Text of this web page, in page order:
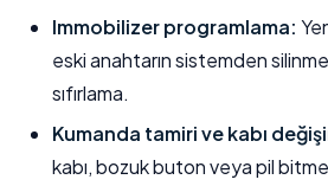
Immobilizer programlama:
eski anahtarın sistemden
sıfırlama.
Kumanda tamiri ve kabı
kabı, bozuk buton veya pil